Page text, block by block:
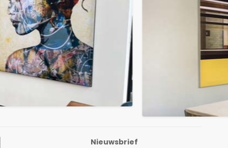
Nieuwsbrief